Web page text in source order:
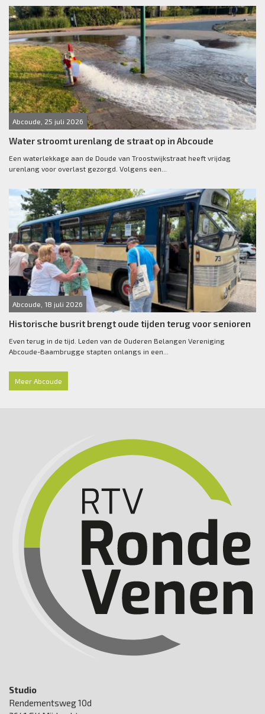
Abcoude, 25 juli 2026
Water stroomt urenlang de straat op in Abcoude
Een waterlekkage aan de Doude van Troostwijkstraat heeft vrijdag
urenlang voor overlast gezorgd. Volgens een...
Abcoude, 18 juli 2026
Historische busrit brengt oude tijden terug voor senioren
Even terug in de tijd. Leden van de Ouderen Belangen Vereniging
Abcoude-Baambrugge stapten onlangs in een...
Meer Abcoude
Studio
Rendementsweg 10d